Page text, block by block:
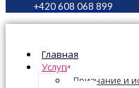
+420 608 068 899
Главная
Услуги
Признание и